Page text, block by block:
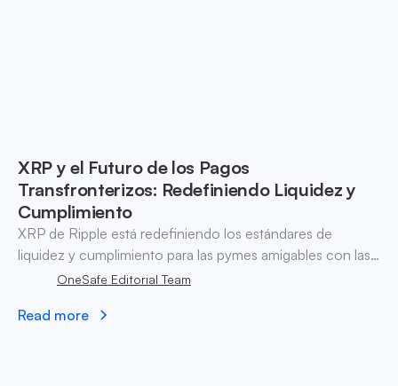
XRP y el Futuro de los Pagos
Transfronterizos: Redefiniendo Liquidez y
Cumplimiento
XRP de Ripple está redefiniendo los estándares de
liquidez y cumplimiento para las pymes amigables con las
criptomonedas, posicionándose como un activo central
OneSafe Editorial Team
Read more